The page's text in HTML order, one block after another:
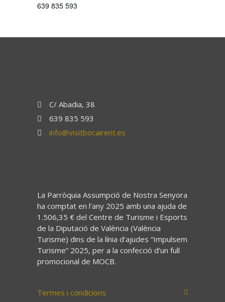
639 835 593
C/ Abadia, 38
639 835 593
info@visitbocairent.es
La Parròquia Assumpció de Nostra Senyora
ha comptat en l’any 2025 amb una ajuda de
1.506,35 € del Centre de Turisme i Esports
de la Diputació de València (València
Turisme) dins de la línia d’ajudes “Impulsem
Turisme” 2025, per a la confecció d’un full
promocional de MOCB.
Termes i condicions